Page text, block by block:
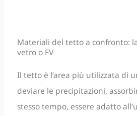
Materiali del tetto a confronto:
vetro o FV
Il tetto è l’area più utilizzata di
deviare le precipitazioni,
stesso tempo, essere adatto